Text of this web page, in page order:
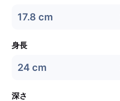
17.8 cm
身長
24 cm
深さ